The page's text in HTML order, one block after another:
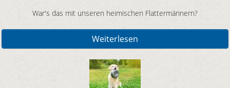
War's das mit unseren heimischen Flattermännern?
Weiterlesen